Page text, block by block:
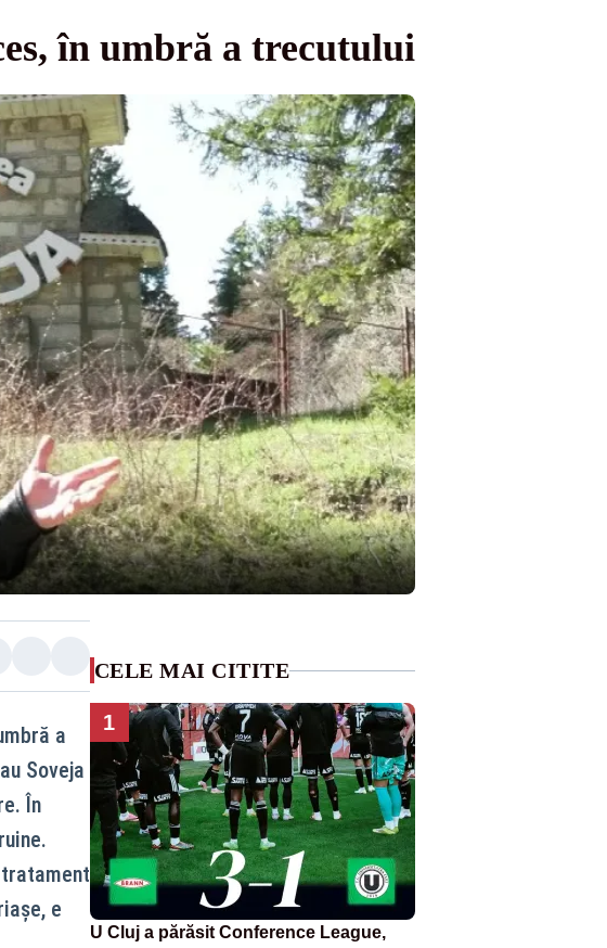
în umbră a trecutului
a
Soveja
În
e
CELE MAI CITITE
1
U Cluj a părăsit Conference League,